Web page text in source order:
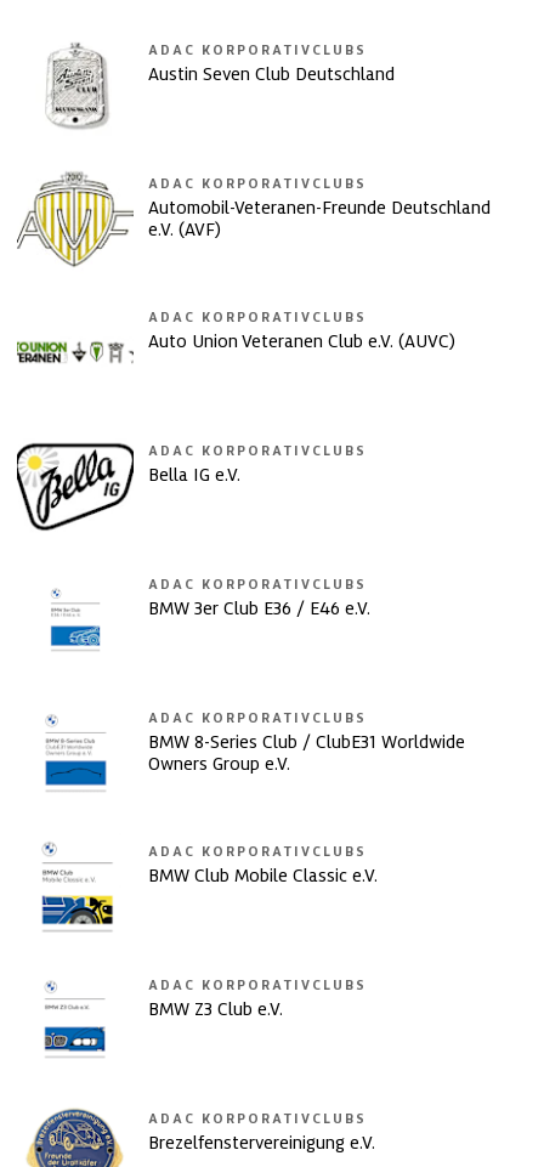
ADAC KORPORATIVCLUBS
Austin Seven Club Deutschland
ADAC KORPORATIVCLUBS
Automobil-Veteranen-Freunde Deutschland
e.V. (AVF)
ADAC KORPORATIVCLUBS
Auto Union Veteranen Club e.V. (AUVC)
ADAC KORPORATIVCLUBS
Bella IG e.V.
ADAC KORPORATIVCLUBS
BMW 3er Club E36 / E46 e.V.
ADAC KORPORATIVCLUBS
BMW 8-Series Club / ClubE31 Worldwide
Owners Group e.V.
ADAC KORPORATIVCLUBS
BMW Club Mobile Classic e.V.
ADAC KORPORATIVCLUBS
BMW Z3 Club e.V.
ADAC KORPORATIVCLUBS
Brezelfenstervereinigung e.V.